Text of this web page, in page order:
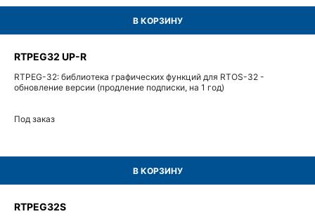
В КОРЗИНУ
RTPEG32 UP-R
RTPEG-32: библиотека графических функций для RTOS-32 -
обновление версии (продление подписки, на 1 год)
Под заказ
В КОРЗИНУ
RTPEG32S